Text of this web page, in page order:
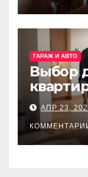
ГАРАЖ И АВТО
Выбор
АПР 23,